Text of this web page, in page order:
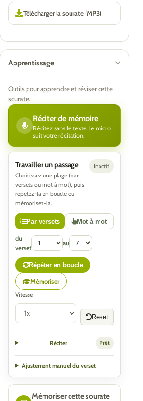
Apprentissage
Outils pour apprendre et réviser cette
sourate.
Réciter de mémoire
Récitez sans le texte, le micro
suit votre récitation.
Travailler un passage
Choisissez une plage (par
versets ou mot à mot), puis
répétez-la en boucle ou
mémorisez-la.
Inactif
Par versets Mot à mot
du
verset
au
Répéter en boucle
Mémoriser
Vitesse
Reset
Réciter Prêt
Ajustement manuel du verset
Mémoriser cette sourate